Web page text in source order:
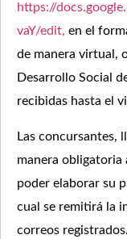
https://
vaY/edit, en el
de manera virtual,
Desarrollo Social
recibidas hasta el
Las concursantes,
manera obligatoria
poder elaborar su
cual se remitirá la
correos